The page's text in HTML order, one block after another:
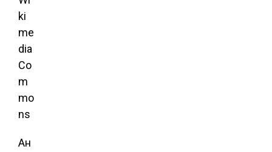
ki
me
dia
Co
m
mo
ns
Ан